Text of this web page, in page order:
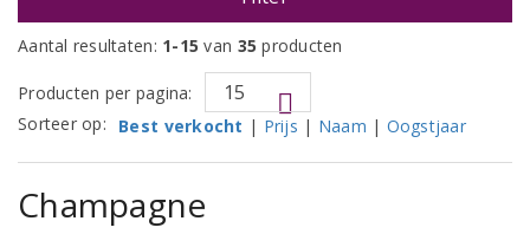
Aantal resultaten: 1-15 van 35 producten
Producten per pagina:
Sorteer op:
Best verkocht | Prijs | Naam | Oogstjaar
Champagne